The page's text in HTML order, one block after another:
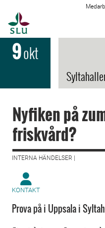
9okt
Nyfiken på
friskvård?
INTERNA HÄNDELSER |
KONTAKT
Prova på i Uppsala i